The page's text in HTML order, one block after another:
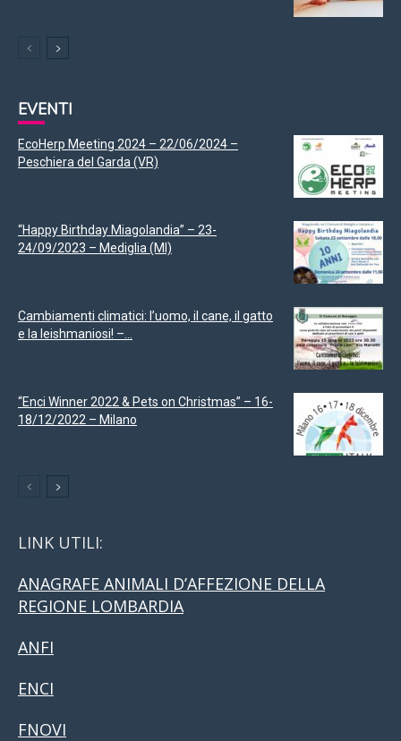
EVENTI
EcoHerp Meeting 2024 – 22/06/2024 –
Peschiera del Garda (VR)
“Happy Birthday Miagolandia” – 23-
24/09/2023 – Mediglia (MI)
Cambiamenti climatici: l’uomo, il cane, il gatto
e la leishmaniosi! –...
“Enci Winner 2022 & Pets on Christmas” – 16-
18/12/2022 – Milano
LINK UTILI:
ANAGRAFE ANIMALI D’AFFEZIONE DELLA
REGIONE LOMBARDIA
ANFI
ENCI
FNOVI